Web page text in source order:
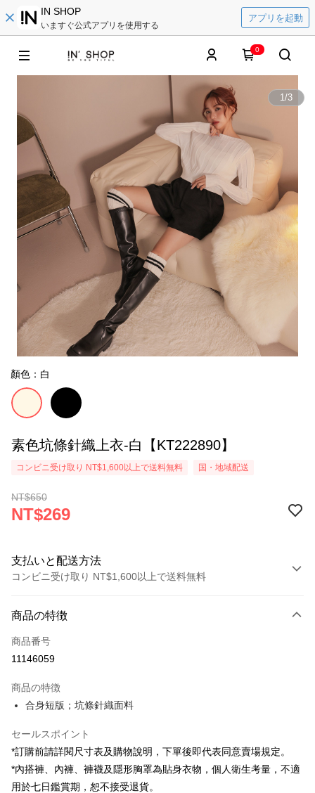
IN SHOP
いますぐ公式アプリを使用する
アプリを起動
0
1/3
顏色：白
素色坑條針織上衣-白【KT222890】
コンビニ受け取り NT$1,600以上で送料無料 国・地域配送
NT$650
NT$269
支払いと配送方法
コンビニ受け取り NT$1,600以上で送料無料
クレジットカード1回払い
コンビニ店頭代金引換
Apple Pay
Google Pay
商品の特徴
商品番号
11146059
商品の特徴
合身短版；坑條針織面料
セールスポイント
*訂購前請詳閱尺寸表及購物說明，下單後即代表同意賣場規定。
*內搭褲、內褲、褲襪及隱形胸罩為貼身衣物，個人衛生考量，不適
用於七日鑑賞期，恕不接受退貨。